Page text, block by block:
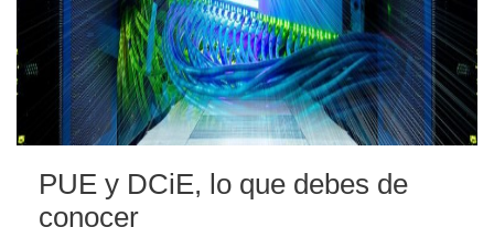
PUE y DCiE, lo que debes de
conocer